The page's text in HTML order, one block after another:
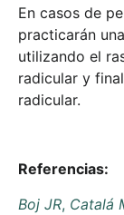
En casos de
practicarán
utilizando el
radicular y
radicular.
Referencias:
Boj JR, Catalá